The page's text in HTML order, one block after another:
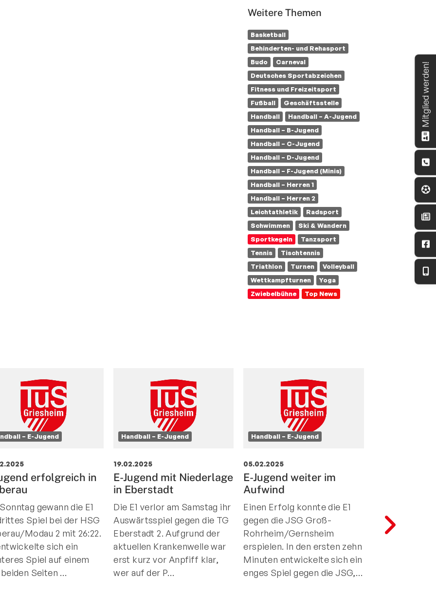
Weitere Themen
Basketball
Behinderten- und Rehasport
Budo
Carneval
Deutsches Sportabzeichen
Fitness und Freizeitsport
Fußball
Geschäftsstelle
Handball
Handball – A-Jugend
Handball – B-Jugend
Handball – C-Jugend
Handball – D-Jugend
Handball – F-Jugend (Minis)
Handball – Herren 1
Handball – Herren 2
Leichtathletik
Radsport
Schwimmen
Ski & Wandern
Sportkegeln
Tanzsport
Tennis
Tischtennis
Triathlon
Turnen
Volleyball
Wettkampfturnen
Yoga
Zwiebelbühne
Top News
– E-Jugend
erfolgreich in
gewann die E1
Spiel bei der HSG
Modau 2 mit 26:22.
sich ein
Spiel auf einem
Seiten …
Handball – E-Jugend
19.02.2025
E-Jugend mit Niederlage
in Eberstadt
Die E1 verlor am Samstag ihr
Auswärtsspiel gegen die TG
Eberstadt 2. Aufgrund der
aktuellen Krankenwelle war
erst kurz vor Anpfiff klar,
wer auf der P…
Handball – E-Jugend
05.02.2025
E-Jugend weiter im
Aufwind
Einen Erfolg konnte die E1
gegen die JSG Groß-
Rohrheim/Gernsheim
erspielen. In den ersten zehn
Minuten entwickelte sich ein
enges Spiel gegen die JSG,…
den Start
Das ist
Mitglied werden!